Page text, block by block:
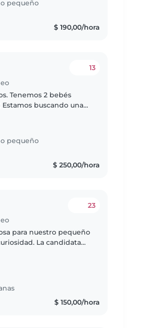
pequeño
$ 190,00/hora
13
Tenemos 2 bebés
Estamos buscando una
pequeño
$ 250,00/hora
23
para nuestro pequeño
La candidata
$ 150,00/hora